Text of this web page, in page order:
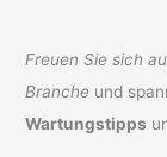
Freuen Sie sich
Branche und
Wartungstipps